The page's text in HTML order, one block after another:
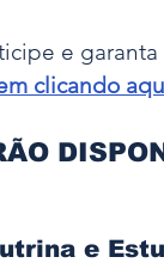
e
clicando
e